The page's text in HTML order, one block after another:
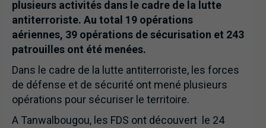
plusieurs activités dans le cadre de la lutte
antiterroriste. Au total 19 opérations
aériennes, 39 opérations de sécurisation et 243
patrouilles ont été menées.
Dans le cadre de la lutte antiterroriste, les forces
de défense et de sécurité ont mené plusieurs
opérations pour sécuriser le territoire.
A Tanwalbougou, les FDS ont découvert le 24